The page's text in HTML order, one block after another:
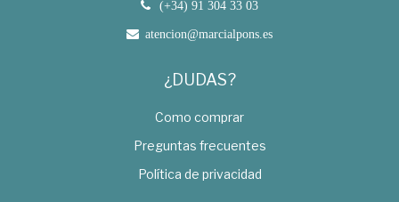
(+34) 91 304 33 03
atencion@marcialpons.es
¿DUDAS?
Como comprar
Preguntas frecuentes
Política de privacidad